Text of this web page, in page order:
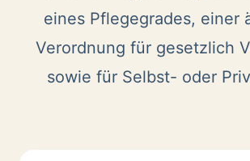
eines Pflegegrades, einer
Verordnung für gesetzlich
sowie für Selbst- oder